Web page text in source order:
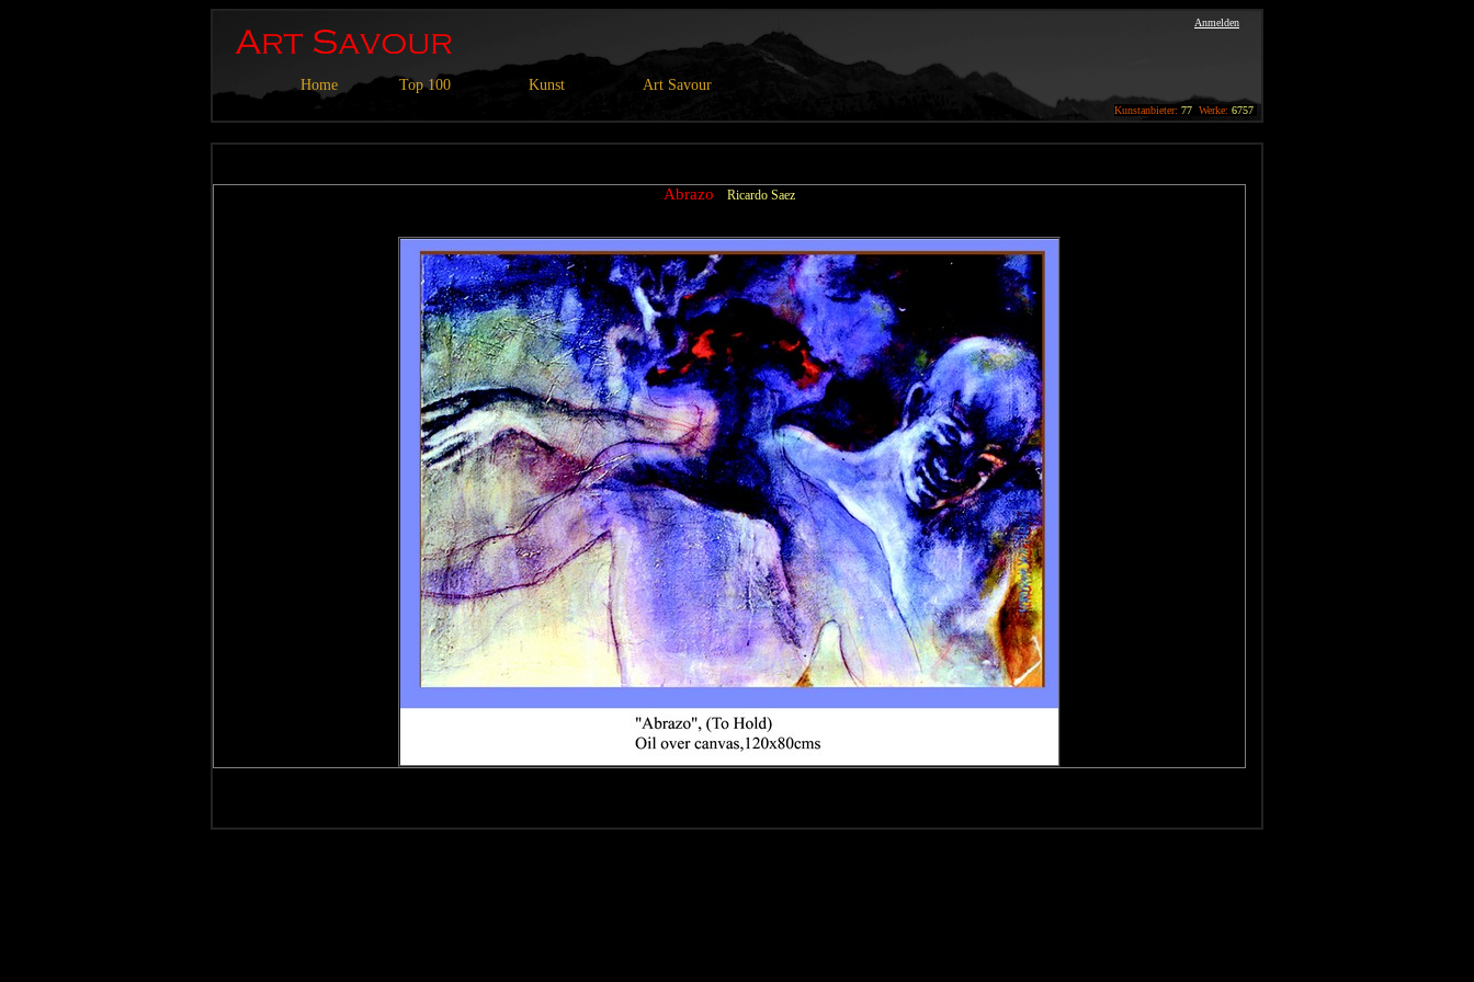
Home Top 100 Kunst Art Savour
Anmelden
Kunstanbieter: 77 Werke: 6757
Abrazo Ricardo Saez